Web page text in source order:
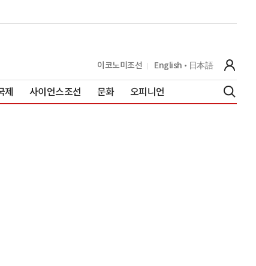
이코노미조선 English 日本語
제 사이언스조선 문화 오피니언